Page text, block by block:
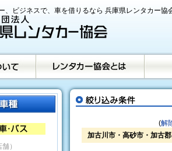
、ビジネスで、車を借りるなら 兵庫県レンタカー協
(解
加古川市・高砂市・加古郡
）